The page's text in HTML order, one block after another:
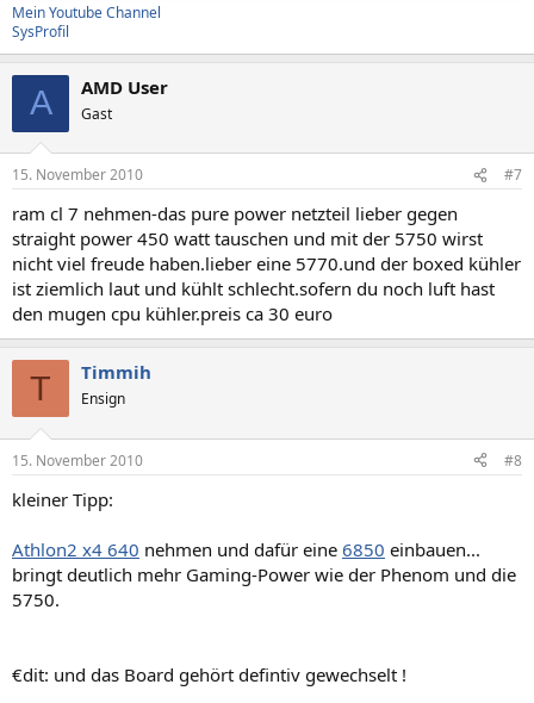
Mein Youtube Channel
SysProfil
A AMD User
Gast
15. November 2010 #7
ram cl 7 nehmen-das pure power netzteil lieber gegen
straight power 450 watt tauschen und mit der 5750 wirst
nicht viel freude haben.lieber eine 5770.und der boxed kühler
ist ziemlich laut und kühlt schlecht.sofern du noch luft hast
den mugen cpu kühler.preis ca 30 euro
T Timmih
Ensign
15. November 2010 #8
kleiner Tipp:
Athlon2 x4 640 nehmen und dafür eine 6850 einbauen...
bringt deutlich mehr Gaming-Power wie der Phenom und die
5750.
€dit: und das Board gehört defintiv gewechselt !